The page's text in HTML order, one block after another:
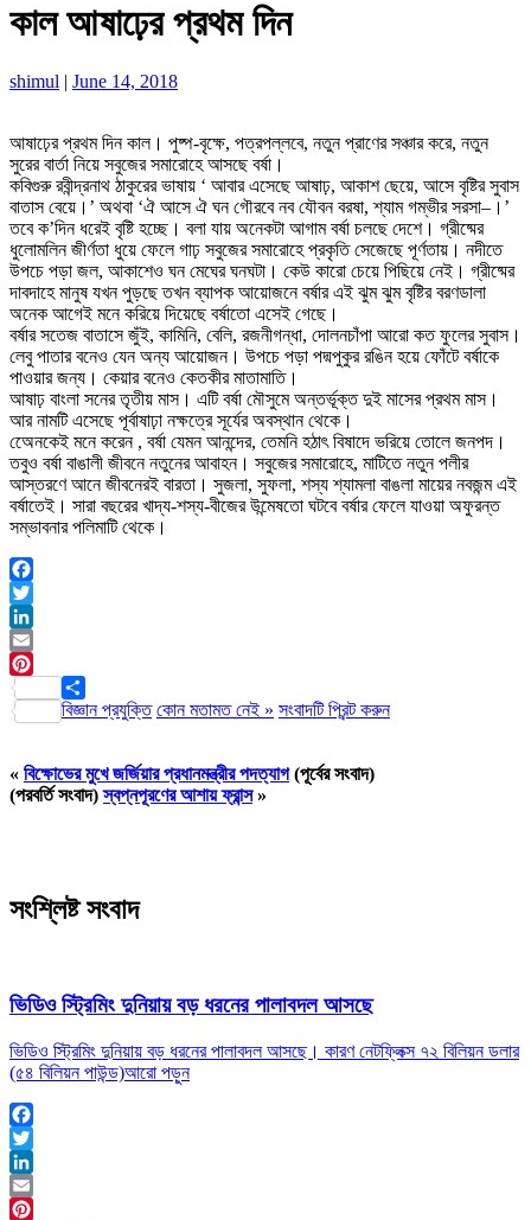
কাল আষাঢ়ের প্রথম দিন
shimul | June 14, 2018
আষাঢ়ের প্রথম দিন কাল। পুষ্প-বৃক্ষে, পত্রপল্লবে, নতুন প্রাণের সঞ্চার করে, নতুন
সুরের বার্তা নিয়ে সবুজের সমারোহে আসছে বর্ষা।
কবিগুরু রবীন্দ্রনাথ ঠাকুরের ভাষায় ‘ আবার এসেছে আষাঢ়, আকাশ ছেয়ে, আসে বৃষ্টির সুবাস
বাতাস বেয়ে।’ অথবা ‘ঐ আসে ঐ ঘন গৌরবে নব যৌবন বরষা, শ্যাম গম্ভীর সরসা–।’
তবে ক’দিন ধরেই বৃষ্টি হচ্ছে। বলা যায় অনেকটা আগাম বর্ষা চলছে দেশে। গ্রীষ্মের
ধুলোমলিন জীর্ণতা ধুয়ে ফেলে গাঢ় সবুজের সমারোহে প্রকৃতি সেজেছে পূর্ণতায়। নদীতে
উপচে পড়া জল, আকাশেও ঘন মেঘের ঘনঘটা। কেউ কারো চেয়ে পিছিয়ে নেই। গ্রীষ্মের
দাবদাহে মানুষ যখন পুড়ছে তখন ব্যাপক আয়োজনে বর্ষার এই ঝুম ঝুম বৃষ্টির বরণডালা
অনেক আগেই মনে করিয়ে দিয়েছে বর্ষাতো এসেই গেছে।
বর্ষার সতেজ বাতাসে জুঁই, কামিনি, বেলি, রজনীগন্ধা, দোলনচাঁপা আরো কত ফুলের সুবাস।
লেবু পাতার বনেও যেন অন্য আয়োজন। উপচে পড়া পদ্মপুকুর রঙিন হয়ে ফোঁটে বর্ষাকে
পাওয়ার জন্য। কেয়ার বনেও কেতকীর মাতামাতি।
আষাঢ় বাংলা সনের তৃতীয় মাস। এটি বর্ষা মৌসুমে অন্তর্ভূক্ত দুই মাসের প্রথম মাস।
আর নামটি এসেছে পূর্বাষাঢ়া নক্ষত্রে সূর্যের অবস্থান থেকে।
অেেনকেই মনে করেন , বর্ষা যেমন আনন্দের, তেমনি হঠাৎ বিষাদে ভরিয়ে তোলে জনপদ।
তবুও বর্ষা বাঙালী জীবনে নতুনের আবাহন। সবুজের সমারোহে, মাটিতে নতুন পলীর
আস্তরণে আনে জীবনেরই বারতা। সুজলা, সুফলা, শস্য শ্যামলা বাঙলা মায়ের নবজন্ম এই
বর্ষাতেই। সারা বছরের খাদ্য-শস্য-বীজের উন্মেষতো ঘটবে বর্ষার ফেলে যাওয়া অফুরন্ত
সম্ভাবনার পলিমাটি থেকে।
Facebook
Twitter
LinkedIn
Email
Pinterest
Share
বিজ্ঞান প্রযুক্তি কোন মতামত নেই » সংবাদটি প্রিন্ট করুন
« বিক্ষোভের মুখে জর্জিয়ার প্রধানমন্ত্রীর পদত্যাগ(পূর্বের সংবাদ)
(পরবর্তি সংবাদ)স্বপ্নপূরণের আশায় ফ্রান্স»
সংশ্লিষ্ট সংবাদ
ভিডিও স্ট্রিমিং দুনিয়ায় বড় ধরনের পালাবদল আসছে
ভিডিও স্ট্রিমিং দুনিয়ায় বড় ধরনের পালাবদল আসছে। কারণ নেটফ্লিক্স ৭২ বিলিয়ন ডলার
(৫৪ বিলিয়ন পাউন্ড)আরো পড়ুন
Facebook
Twitter
LinkedIn
Email